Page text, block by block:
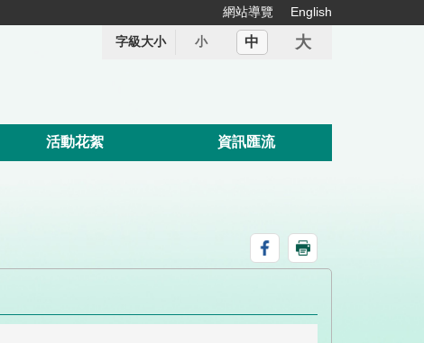
網站導覽 English
字級大小 小 中 大
活動花絮 資訊匯流